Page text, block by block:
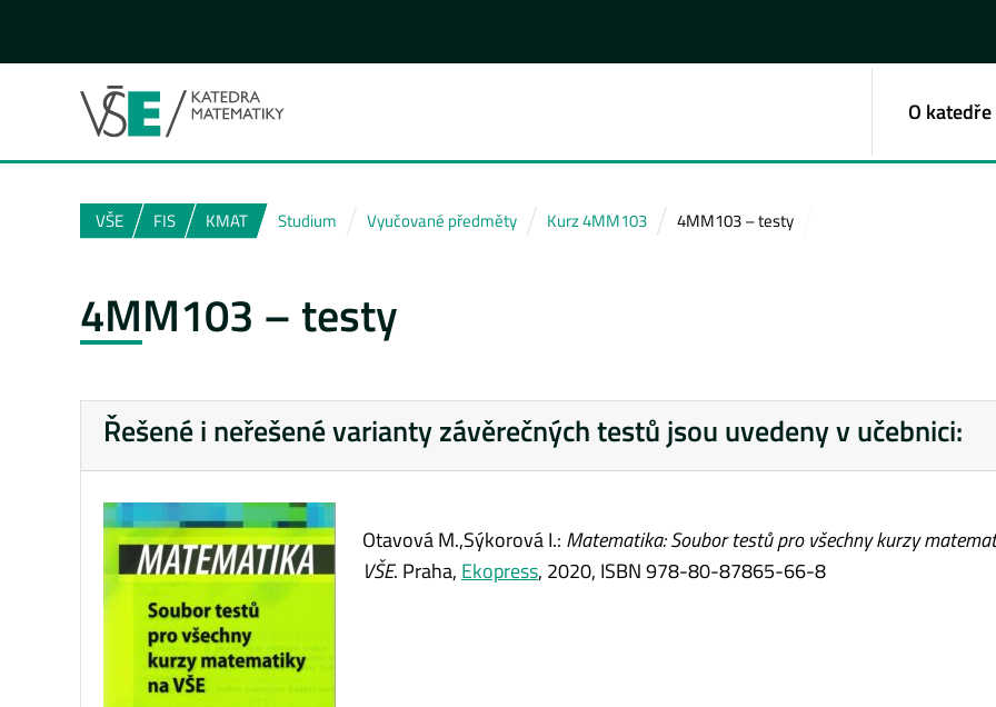
O katedře
VŠE FIS KMAT Studium Vyučované předměty Kurz 4MM103 4MM103 – testy
4MM103 – testy
Řešené i neřešené varianty závěrečných testů jsou uvedeny v učebnici:
Otavová M.,Sýkorová I.: Matematika: Soubor testů pro všechny kurzy
VŠE. Praha, Ekopress, 2020, ISBN 978-80-87865-66-8